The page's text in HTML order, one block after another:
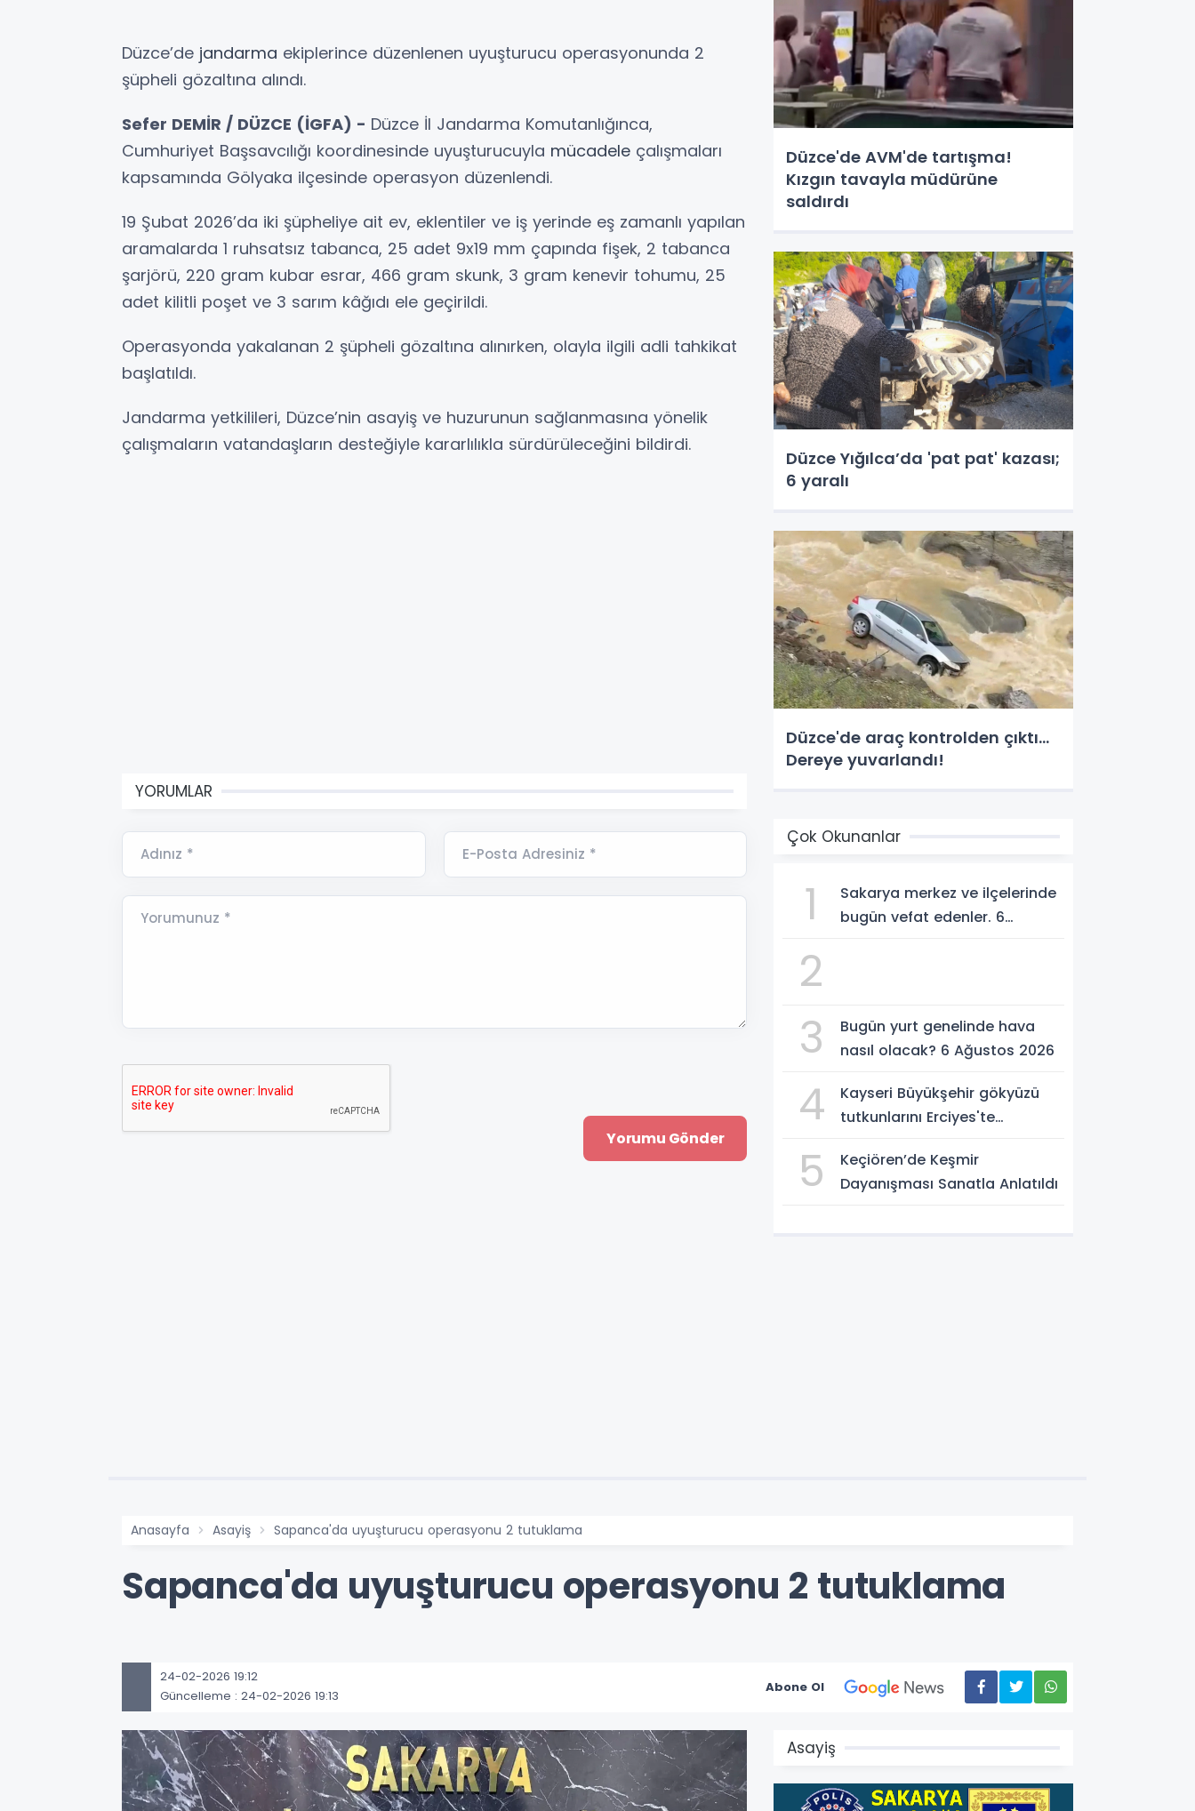
Düzce’de jandarma ekiplerince düzenlenen uyuşturucu operasyonunda 2
şüpheli gözaltına alındı.
Sefer DEMİR / DÜZCE (İGFA) - Düzce İl Jandarma Komutanlığınca,
Cumhuriyet Başsavcılığı koordinesinde uyuşturucuyla mücadele çalışmaları
kapsamında Gölyaka ilçesinde operasyon düzenlendi.
19 Şubat 2026’da iki şüpheliye ait ev, eklentiler ve iş yerinde eş zamanlı yapılan
aramalarda 1 ruhsatsız tabanca, 25 adet 9x19 mm çapında fişek, 2 tabanca
şarjörü, 220 gram kubar esrar, 466 gram skunk, 3 gram kenevir tohumu, 25
adet kilitli poşet ve 3 sarım kâğıdı ele geçirildi.
Operasyonda yakalanan 2 şüpheli gözaltına alınırken, olayla ilgili adli tahkikat
başlatıldı.
Jandarma yetkilileri, Düzce’nin asayiş ve huzurunun sağlanmasına yönelik
çalışmaların vatandaşların desteğiyle kararlılıkla sürdürüleceğini bildirdi.
YORUMLAR
Adınız * E-Posta Adresiniz *
Yorumunuz *
Düzce'de AVM'de tartışma!
Kızgın tavayla müdürüne
saldırdı
Düzce Yığılca’da 'pat pat' kazası;
6 yaralı
Düzce'de araç kontrolden çıktı...
Dereye yuvarlandı!
Çok Okunanlar
1
Sakarya merkez ve ilçelerinde
bugün vefat edenler. 6
2
3
Bugün yurt genelinde hava
nasıl olacak? 6 Ağustos 2026
4
Kayseri Büyükşehir gökyüzü
tutkunlarını Erciyes'te
5
Keçiören’de Keşmir
Dayanışması Sanatla Anlatıldı
Anasayfa Asayiş Sapanca'da uyuşturucu operasyonu 2 tutuklama
Sapanca'da uyuşturucu operasyonu 2 tutuklama
24-02-2026 19:12
Güncelleme : 24-02-2026 19:13
Abone Ol
Asayiş